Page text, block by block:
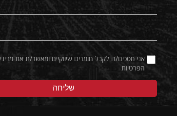
אני מסכים/ה לקבל חומרים שיווקיים ומאשר/ת את
הפרטיות